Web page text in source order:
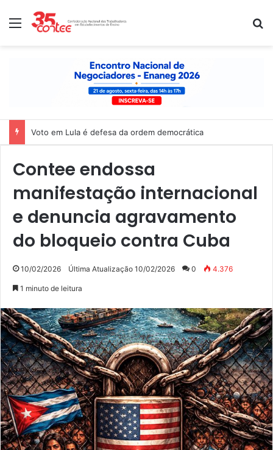
Menu
Voto em Lula é defesa da ordem democrática
Contee endossa
manifestação internacional
e denuncia agravamento
do bloqueio contra Cuba
10/02/2026 Última Atualização 10/02/2026 0 4.376
1 minuto de leitura